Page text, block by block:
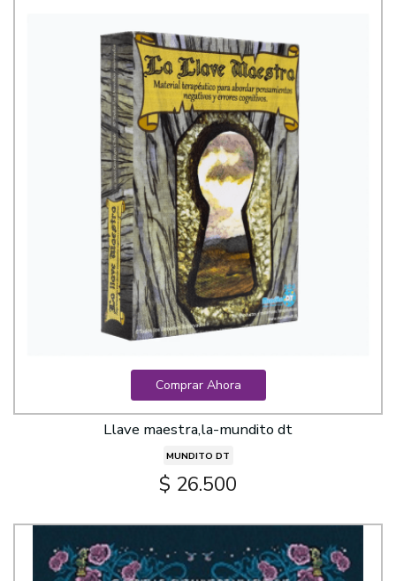
Comprar Ahora
Llave maestra,la-mundito dt
MUNDITO DT
$ 26.500